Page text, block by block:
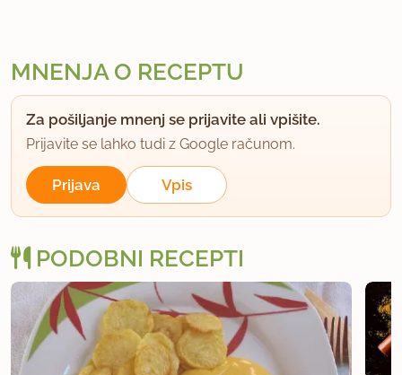
MNENJA O RECEPTU
Za pošiljanje mnenj se prijavite ali vpišite.
Prijavite se lahko tudi z Google računom.
Prijava Vpis
PODOBNI RECEPTI